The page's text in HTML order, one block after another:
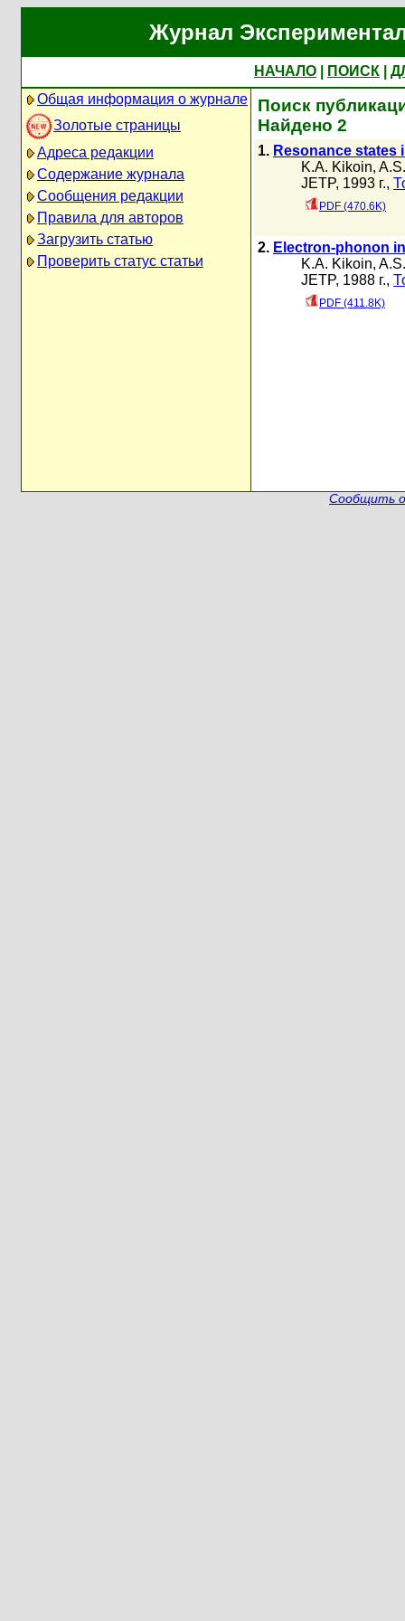
Журнал
НАЧАЛО ПОИСК
Общая информация о журнале
Золотые страницы
Адреса редакции
Содержание журнала
Сообщения редакции
Правила для авторов
Загрузить статью
Проверить статус статьи
Поиск
Найдено 2
1. Resonance states
K.A. Kikoin,
JETP, 1993 г.,
PDF (470.6K)
2. Electron-phonon
K.A. Kikoin,
JETP, 1988 г.,
PDF (411.8K)
Сообщить о